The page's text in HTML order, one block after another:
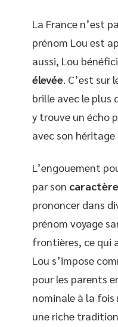
La France n’est
prénom Lou est
aussi, Lou
élevée. C’est sur
brille avec le plus
y trouve un écho
avec son
L’engouement
par son
prononcer dans
prénom voyage
frontières, ce qui
Lou s’impose
pour les parents
nominale à la fois
une riche tradition.